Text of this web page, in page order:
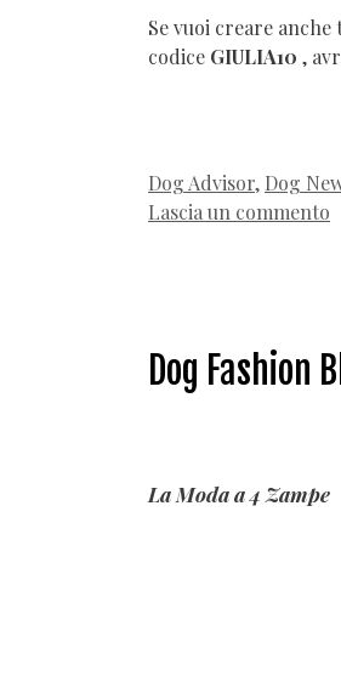
Se vuoi creare
codice GIULIA10 ,
Categorie
Dog Advisor, Dog
Lascia un commento
Dog Fashion
La Moda a 4 Zampe